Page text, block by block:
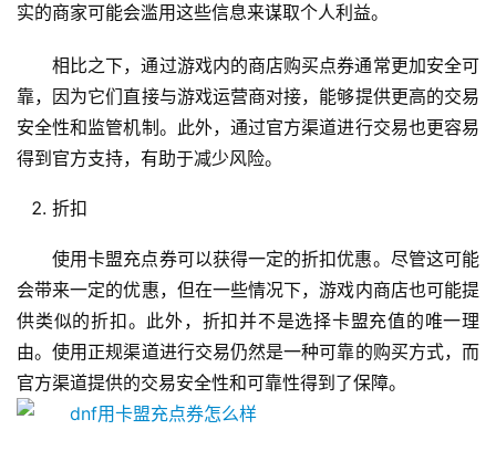
实的商家可能会滥用这些信息来谋取个人利益。
相比之下，通过游戏内的商店购买点券通常更加安全可
靠，因为它们直接与游戏运营商对接，能够提供更高的交易
安全性和监管机制。此外，通过官方渠道进行交易也更容易
得到官方支持，有助于减少风险。
折扣
使用卡盟充点券可以获得一定的折扣优惠。尽管这可能
会带来一定的优惠，但在一些情况下，游戏内商店也可能提
供类似的折扣。此外，折扣并不是选择卡盟充值的唯一理
由。使用正规渠道进行交易仍然是一种可靠的购买方式，而
官方渠道提供的交易安全性和可靠性得到了保障。